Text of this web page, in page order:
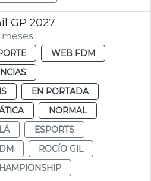
GP 2027
WEB FDM
EN PORTADA
NORMAL
ESPORTS
ROCÍO GIL